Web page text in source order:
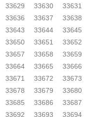
33629 33630
33631
33636 33637
33638
33643 33644
33645
33650 33651
33652
33657 33658
33659
33664 33665
33666
33671 33672
33673
33678 33679
33680
33685 33686
33687
33692 33693
33694